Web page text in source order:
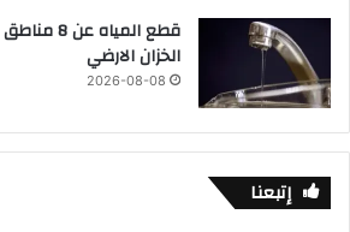
قطع
الخزان الارضي
2026-08-08
إتبعنا